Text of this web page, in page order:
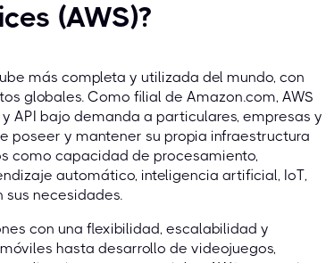
(AWS)?
más completa y utilizada del mundo, con
globales. Como filial de Amazon.com, AWS
API bajo demanda a particulares, empresas y
poseer y mantener su propia infraestructura
como capacidad de procesamiento,
automático, inteligencia artificial, IoT,
necesidades.
con una flexibilidad, escalabilidad y
hasta desarrollo de videojuegos,